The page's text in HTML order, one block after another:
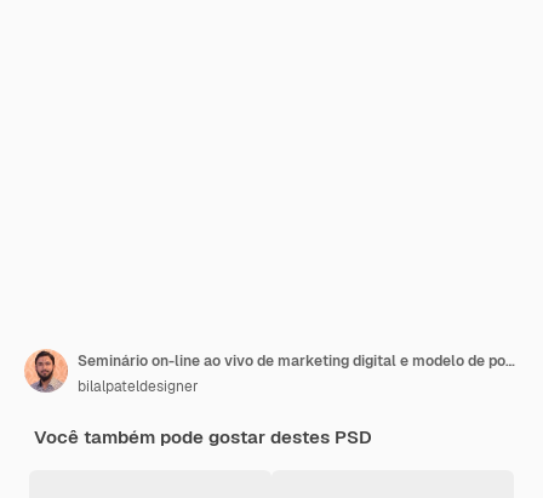
Seminário on-line ao vivo de marketing digital e modelo de postagem em mídia social corporativa
bilalpateldesigner
Você também pode gostar destes PSD